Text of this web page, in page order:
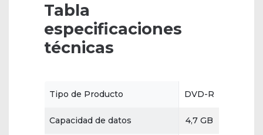
Tabla
especificaciones
técnicas
Tipo de Producto DVD-R
Capacidad de datos 4,7 GB